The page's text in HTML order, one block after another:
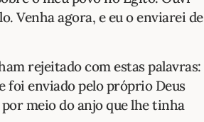
Venha agora, e eu o enviarei de
rejeitado com estas palavras:
foi enviado pelo próprio Deus
meio do anjo que lhe tinha